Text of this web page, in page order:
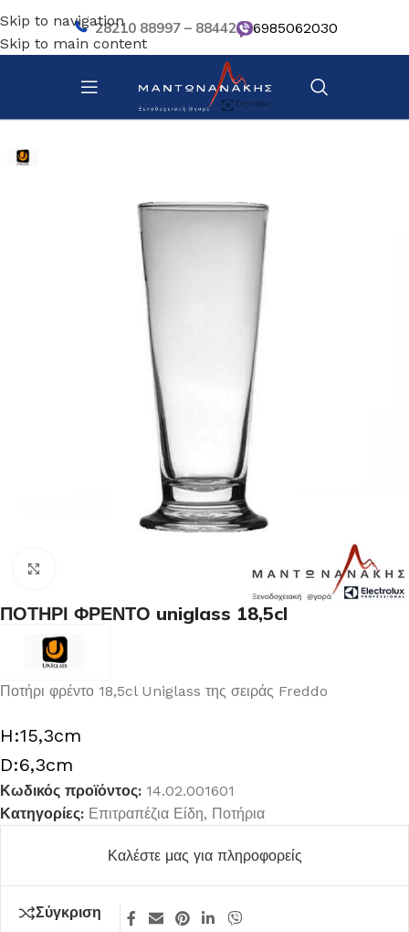
Skip to navigation
Skip to main content
28210 88997 – 88442 6985062030
Αρχική σελίδα/ Επιτραπέζια Είδη/ Ποτήρια
ΠΟΤΗΡΙ ΦΡΕΝΤΟ uniglass 18,5cl
Ποτήρι φρέντο 18,5cl Uniglass της σειράς Freddo
H:15,3cm
D:6,3cm
Κωδικός προϊόντος: 14.02.001601
Κατηγορίες: Επιτραπέζια Είδη, Ποτήρια
Καλέστε μας για πληροφορείς
Σύγκριση